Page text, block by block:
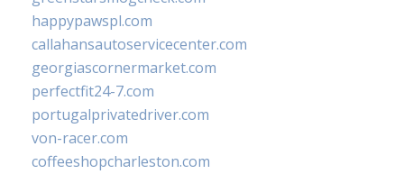
happypawspl.com
callahansautoservicecenter.com
georgiascornermarket.com
perfectfit24-7.com
portugalprivatedriver.com
von-racer.com
coffeeshopcharleston.com